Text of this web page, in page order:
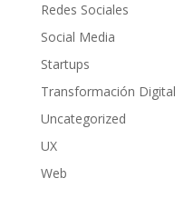
Redes Sociales
Social Media
Startups
Transformación Digital
Uncategorized
UX
Web